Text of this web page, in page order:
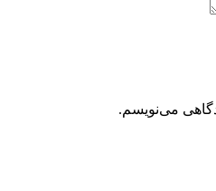
می‌نویسم.